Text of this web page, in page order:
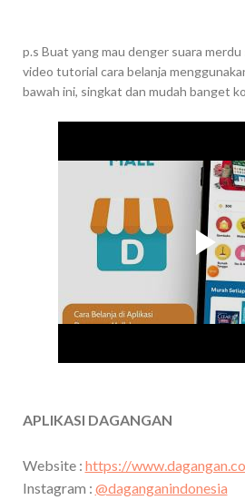
p.s Buat yang mau denger suara
video tutorial cara belanja
bawah ini, singkat dan mudah banget
APLIKASI DAGANGAN
Website : https://
Instagram : @daganganindonesia